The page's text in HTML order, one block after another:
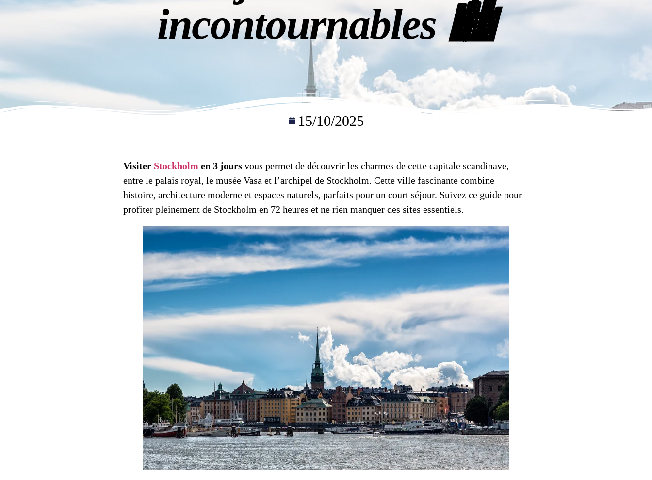
incontournables 🏙️
15/10/2025
Visiter Stockholm en 3 jours vous permet de découvrir les charmes de cette capitale scandinave,
entre le palais royal, le musée Vasa et l’archipel de Stockholm. Cette ville fascinante combine
histoire, architecture moderne et espaces naturels, parfaits pour un court séjour. Suivez ce guide pour
profiter pleinement de Stockholm en 72 heures et ne rien manquer des sites essentiels.